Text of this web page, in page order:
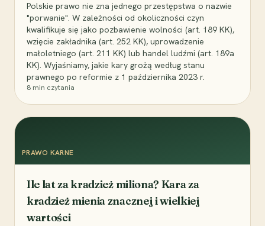
Polskie prawo nie zna jednego przestępstwa o nazwie
"porwanie". W zależności od okoliczności czyn
kwalifikuje się jako pozbawienie wolności (art. 189 KK),
wzięcie zakładnika (art. 252 KK), uprowadzenie
małoletniego (art. 211 KK) lub handel ludźmi (art. 189a
KK). Wyjaśniamy, jakie kary grożą według stanu
prawnego po reformie z 1 października 2023 r.
8 min czytania
PRAWO KARNE
Ile lat za kradzież miliona? Kara za
kradzież mienia znacznej i wielkiej
wartości